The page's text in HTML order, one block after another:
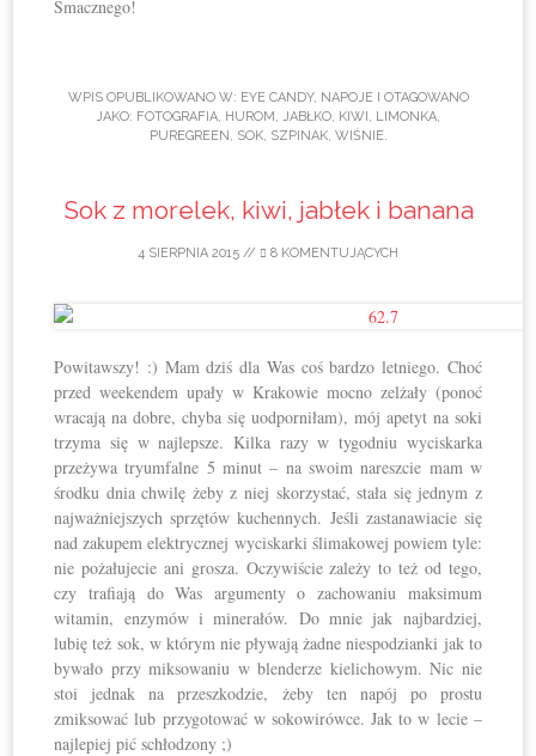
Smacznego!
WPIS OPUBLIKOWANO W: EYE CANDY, NAPOJEI OTAGOWANO
JAKO: FOTOGRAFIA, HUROM , JABŁKO, KIWI , LIMONKA,
PUREGREEN , SOK, SZPINAK, WIŚNIE.
Sok z morelek, kiwi, jabłek i banana
4 SIERPNIA 2015 // 8 KOMENTUJĄCYCH
Powitawszy! :) Mam dziś dla Was coś bardzo letniego. Choć
przed weekendem upały w Krakowie mocno zelżały (ponoć
wracają na dobre, chyba się uodporniłam), mój apetyt na soki
trzyma się w najlepsze. Kilka razy w tygodniu wyciskarka
przeżywa tryumfalne 5 minut – na swoim nareszcie mam w
środku dnia chwilę żeby z niej skorzystać, stała się jednym z
najważniejszych sprzętów kuchennych. Jeśli zastanawiacie się
nad zakupem elektrycznej wyciskarki ślimakowej powiem tyle:
nie pożałujecie ani grosza. Oczywiście zależy to też od tego,
czy trafiają do Was argumenty o zachowaniu maksimum
witamin, enzymów i minerałów. Do mnie jak najbardziej,
lubię też sok, w którym nie pływają żadne niespodzianki jak to
bywało przy miksowaniu w blenderze kielichowym. Nic nie
stoi jednak na przeszkodzie, żeby ten napój po prostu
zmiksować lub przygotować w sokowirówce. Jak to w lecie –
najlepiej pić schłodzony ;)